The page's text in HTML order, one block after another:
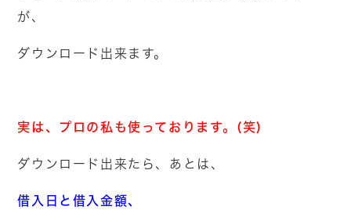
が、
ダウンロード出来ます。
実は、プロの私も使っております。(笑)
ダウンロード出来たら、あとは、
借入日と借入金額、